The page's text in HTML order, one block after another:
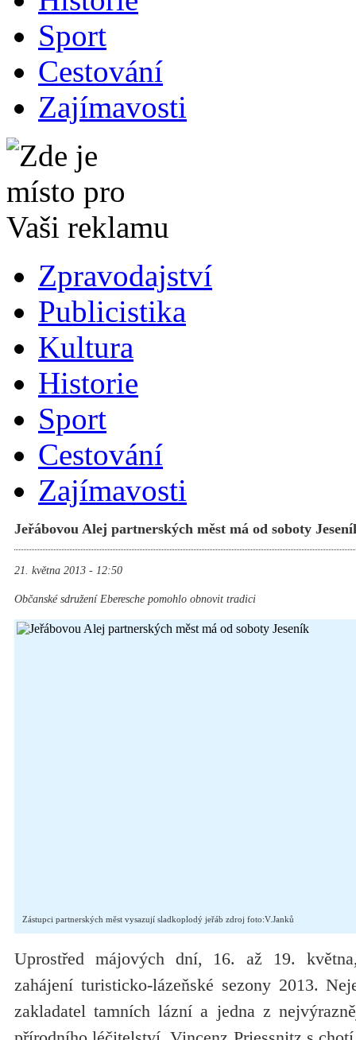
Sport
Cestování
Zajímavosti
Zpravodajství
Publicistika
Kultura
Historie
Sport
Cestování
Zajímavosti
Jeřábovou Alej partnerských měst má od soboty
21. května 2013 - 12:50
Občanské sdružení Eberesche pomohlo obnovit tradici
Zástupci partnerských měst vysazují sladkoplodý jeřáb zdroj foto:V.Janků
Uprostřed májových dní, 16. až 19.
zahájení turisticko-lázeňské sezony 2013.
zakladatel tamních lázní a jedna z